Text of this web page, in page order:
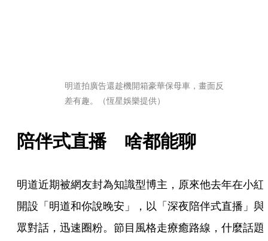
明道拍廣告還趁機開箱豪華保母車，畫面反
差有趣。（恆星娛樂提供）
陪伴式直播　啥都能聊
明道近期被網友封為知識型博主，原來他去年在小紅
開設「明道和你說晚安」，以「深夜陪伴式直播」與
眾對話，迅速圈粉。節目風格走療癒路線，什麼話題